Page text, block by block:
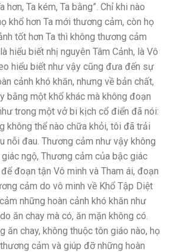
hơn, Ta kém, Ta bằng”. Chỉ khi nào
khổ hơn Ta mới thương cảm, còn họ
tốt hơn Ta thì không thương cảm
hiểu biết nhị nguyên Tâm Cảnh, là Vô
hiểu biết như vậy cũng đưa đến sự
cảnh khó khăn, nhưng về bản chất,
bằng một khổ khác mà không đoạn
trong một vở bi kịch cổ điển đã nói:
không thể nào chữa khỏi, tôi đã trải
nỗi đau. Thương cảm như vậy không
ngộ, Thương cảm của bậc giác
đoạn tận Vô minh và Tham ái, đoạn
cảm do vô minh về Khổ Tập Diệt
những hoàn cảnh khó khăn như
ăn chay mà có, ăn mặn không có.
ăn chay, không thuộc tôn giáo nào, họ
cảm và giúp đỡ những hoàn